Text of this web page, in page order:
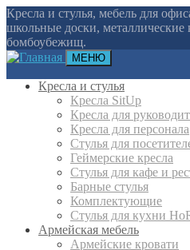
Кресла и стулья, мебель для
школьные доски,
бомбоубежищ.
МЕНЮ
Кресла и стулья
Кресла SitUp
Кресла для
Кресла для персонала
Стулья для
Геймерские кресла
Cтулья для кафе и
Барные стулья
Комплектующие
Стулья для кухни
Армейская мебель
Армейские кровати